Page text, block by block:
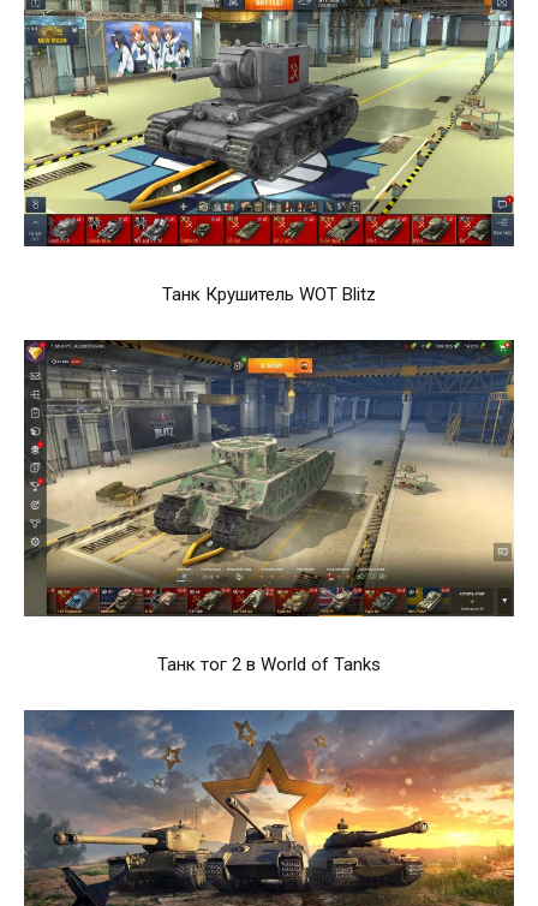
Танк Крушитель WOT Blitz
Танк тог 2 в World of Tanks